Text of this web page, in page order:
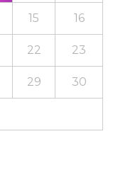
15 16
22 23
29 30